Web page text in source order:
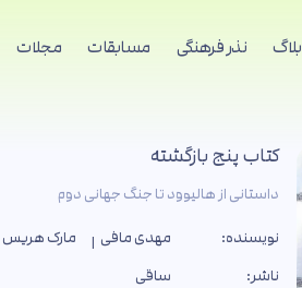
بلاگ نذر فرهنگی مسابقات مجلات
کتاب پنج بازگشته
داستانی از هالیوود تا جنگ جهانی دوم
نویسنده: مهدی مافی
مارک هریس
ناشر:
ساقی